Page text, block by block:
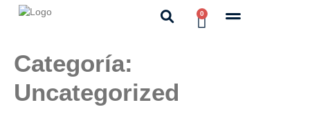
0
Categoría:
Uncategorized